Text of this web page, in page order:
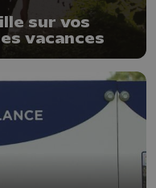
sur vos
vacances